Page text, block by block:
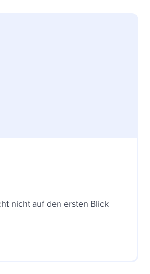
nicht auf den ersten Blick